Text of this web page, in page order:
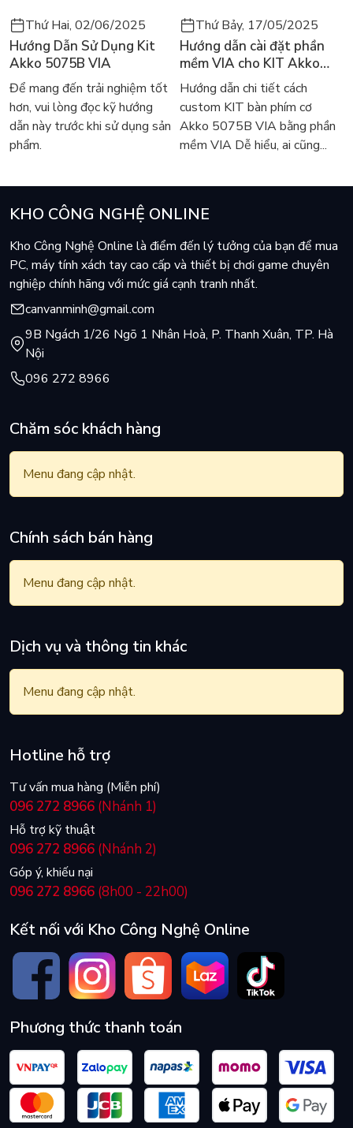
Thứ Hai, 02/06/2025
Hướng Dẫn Sử Dụng Kit
Akko 5075B VIA
Để mang đến trải nghiệm tốt
hơn, vui lòng đọc kỹ hướng
dẫn này trước khi sử dụng sản
phẩm.
Thứ Bảy, 17/05/2025
Hướng dẫn cài đặt phần
mềm VIA cho KIT Akko
5075B VIA
Hướng dẫn chi tiết cách
custom KIT bàn phím cơ
Akko 5075B VIA bằng phần
mềm VIA Dễ hiểu, ai cũng...
KHO CÔNG NGHỆ ONLINE
Kho Công Nghệ Online là điểm đến lý tưởng của bạn để mua
PC, máy tính xách tay cao cấp và thiết bị chơi game chuyên
nghiệp chính hãng với mức giá cạnh tranh nhất.
canvanminh@gmail.com
9B Ngách 1/26 Ngõ 1 Nhân Hoà, P. Thanh Xuân, TP. Hà
Nội
096 272 8966
Chăm sóc khách hàng
Menu đang cập nhật.
Chính sách bán hàng
Menu đang cập nhật.
Dịch vụ và thông tin khác
Menu đang cập nhật.
Hotline hỗ trợ
Tư vấn mua hàng (Miễn phí)
096 272 8966 (Nhánh 1)
Hỗ trợ kỹ thuật
096 272 8966 (Nhánh 2)
Góp ý, khiếu nại
096 272 8966 (8h00 - 22h00)
Kết nối với Kho Công Nghệ Online
Phương thức thanh toán